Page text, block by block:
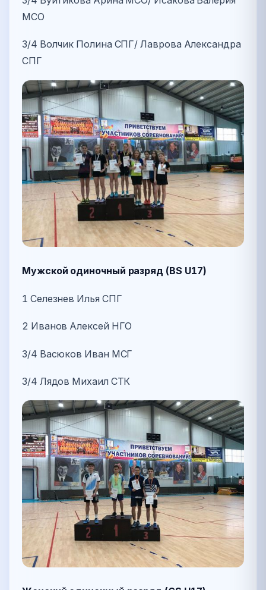
МСО
3/4 Волчик Полина СПГ/ Лаврова Александра
СПГ
Мужской одиночный разряд (BS U17)
1 Селезнев Илья СПГ
2 Иванов Алексей НГО
3/4 Васюков Иван МСГ
3/4 Лядов Михаил СТК